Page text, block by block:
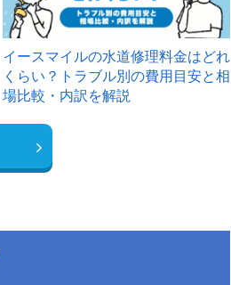
イースマイルの水道修理料金はどれ
くらい？トラブル別の費用目安と相
場比較・内訳を解説